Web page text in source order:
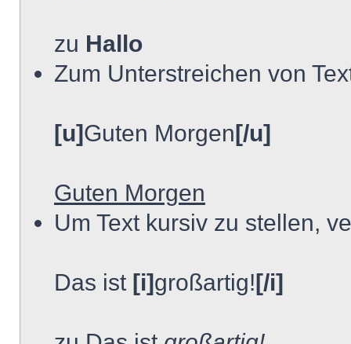
zu Hallo
Zum Unterstreichen von
[u]Guten Morgen[/u]
Guten Morgen
Um Text kursiv zu stellen,
Das ist [i]großartig![/i]